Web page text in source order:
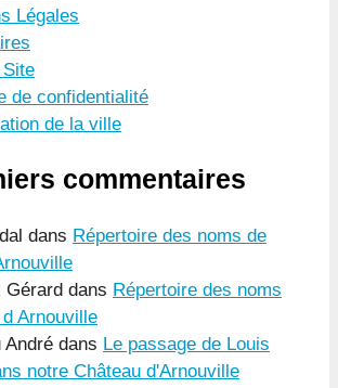
Légales
Site
de confidentialité
de la ville
commentaires
dans Répertoire des noms de
Gérard dans Répertoire des noms
Arnouville
André dans Le passage de Louis
notre Château d'Arnouville